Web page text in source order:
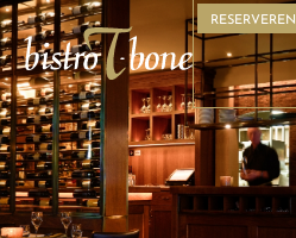
RESERVEREN